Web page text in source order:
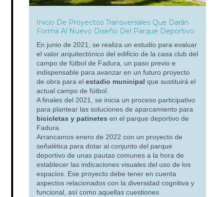
Inicio De Proyectos Transversales Que Darán
Forma Al Nuevo Diseño Del Parque Deportivo
En junio de 2021, se realiza un estudio para evaluar
el valor arquitectónico del edificio de la casa club del
campo de fútbol de Fadura, un paso previo e
indispensable para avanzar en un futuro proyecto
de obra para el estadio municipal que sustituirá el
actual campo de fútbol.
A finales del 2021, se inicia un proceso participativo
para plantear las soluciones de aparcamiento para
bicicletas y patinetes en el parque deportivo de
Fadura.
Arrancamos enero de 2022 con un proyecto de
señalética para dotar al conjunto del parque
deportivo de unas pautas comunes a la hora de
establecer las indicaciones visuales del uso de los
espacios. Ese proyecto debe tener en cuenta
aspectos relacionados con la diversidad cognitiva y
funcional, así como aquellas cuestiones